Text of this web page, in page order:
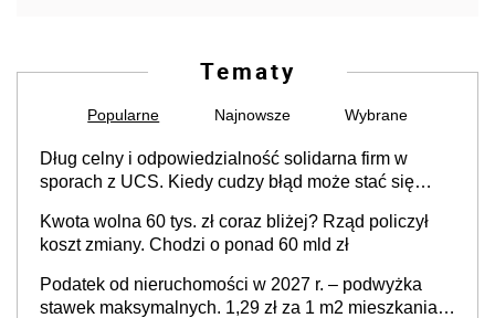
Tematy
Popularne Najnowsze Wybrane
Dług celny i odpowiedzialność solidarna firm w
sporach z UCS. Kiedy cudzy błąd może stać się
Kwota wolna 60 tys. zł coraz bliżej? Rząd policzył
koszt zmiany. Chodzi o ponad 60 mld zł
Podatek od nieruchomości w 2027 r. – podwyżka
stawek maksymalnych. 1,29 zł za 1 m2 mieszkania,